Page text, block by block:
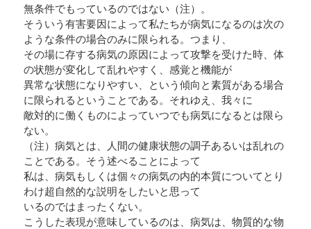
無条件でもっているのではない（注）。
そういう有害要因によって私たちが病気になるのは次の
ような条件の場合のみに限られる。つまり、
その場に存する病気の原因によって攻撃を受けた時、体
の状態が変化して乱れやすく、感覚と機能が
異常な状態になりやすい、という傾向と素質がある場合
に限られるということである。それゆえ、我々に
敵対的に働くものによっていつでも病気になるとは限ら
ない。
（注）病気とは、人間の健康状態の調子あるいは乱れの
ことである。そう述べることによって
私は、病気もしくは個々の病気の内的本質についてとり
わけ超自然的な説明をしたいと思って
いるのではまったくない。
こうした表現が意味しているのは、病気は、物質的な物